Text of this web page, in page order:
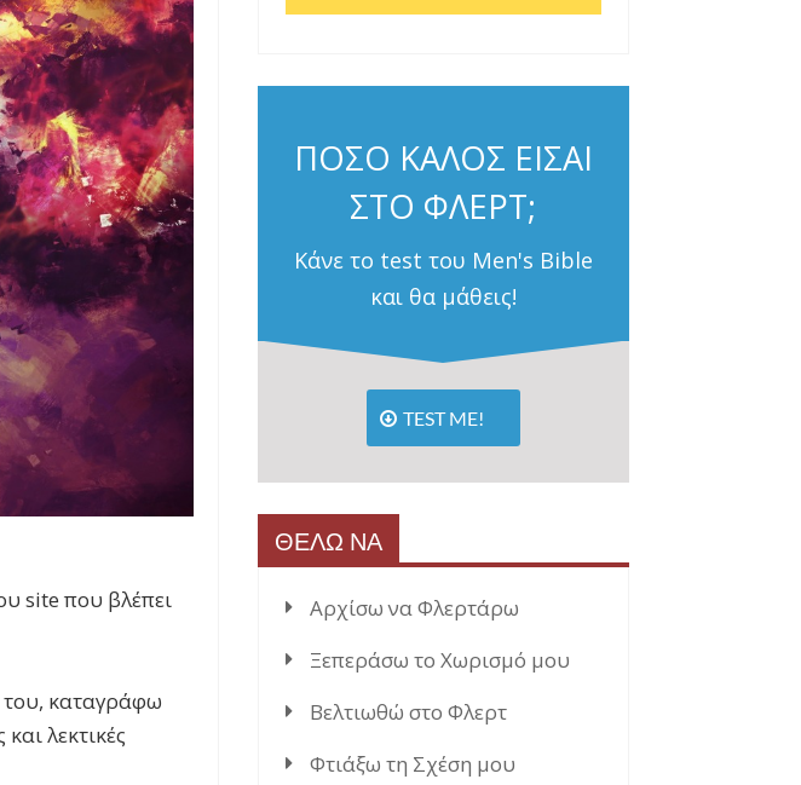
site που βλέπει
του, καταγράφω
λεκτικές
ΠΟΣΟ ΚΑΛΟΣ ΕΙΣΑΙ
ΣΤΟ ΦΛΕΡΤ;
Κάνε το test του Men's Bible
και θα μάθεις!
TEST ME!
ΘΕΛΩ ΝΑ
Αρχίσω να Φλερτάρω
Ξεπεράσω το Χωρισμό μου
Βελτιωθώ στο Φλερτ
Φτιάξω τη Σχέση μου